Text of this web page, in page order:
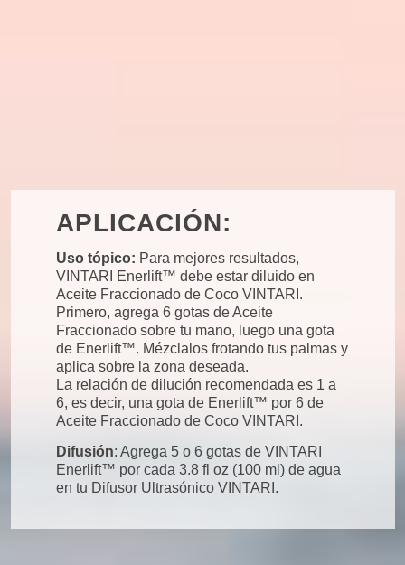
APLICACIÓN:
Uso tópico: Para mejores resultados,
VINTARI Enerlift™ debe estar diluido en
Aceite Fraccionado de Coco VINTARI.
Primero, agrega 6 gotas de Aceite
Fraccionado sobre tu mano, luego una gota
de Enerlift™. Mézclalos frotando tus palmas y
aplica sobre la zona deseada.
La relación de dilución recomendada es 1 a
6, es decir, una gota de Enerlift™ por 6 de
Aceite Fraccionado de Coco VINTARI.
Difusión: Agrega 5 o 6 gotas de VINTARI
Enerlift™ por cada 3.8 fl oz (100 ml) de agua
en tu Difusor Ultrasónico VINTARI.